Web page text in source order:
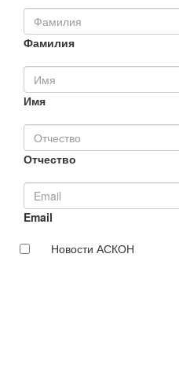
Фамилия
Имя
Отчество
Email
Новости АСКОН